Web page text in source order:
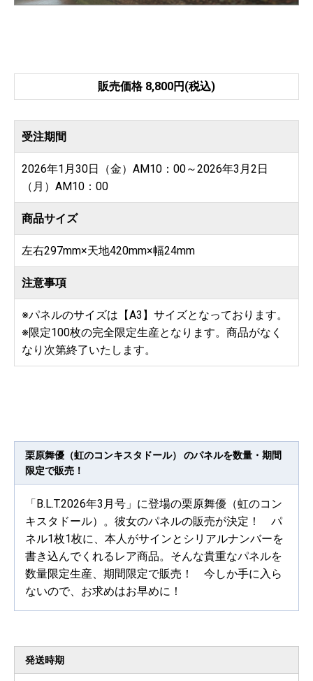
販売価格 8,800円(税込)
受注期間
2026年1月30日（金）AM10：00～2026年3月2日
（月）AM10：00
商品サイズ
左右297mm×天地420mm×幅24mm
注意事項
※パネルのサイズは【A3】サイズとなっております。
※限定100枚の完全限定生産となります。商品がなく
なり次第終了いたします。
栗原舞優（虹のコンキスタドール） のパネルを数量・期間
限定で販売！
「B.L.T.2026年3月号」に登場の栗原舞優（虹のコン
キスタドール）。彼女のパネルの販売が決定！ パ
ネル1枚1枚に、本人がサインとシリアルナンバーを
書き込んでくれるレア商品。そんな貴重なパネルを
数量限定生産、期間限定で販売！ 今しか手に入ら
ないので、お求めはお早めに！
発送時期